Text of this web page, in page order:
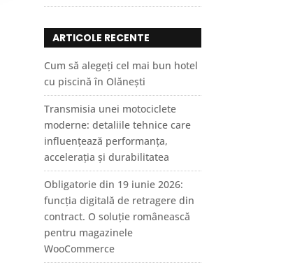
ARTICOLE RECENTE
Cum să alegeți cel mai bun hotel
cu piscină în Olănești
Transmisia unei motociclete
moderne: detaliile tehnice care
influențează performanța,
accelerația și durabilitatea
Obligatorie din 19 iunie 2026:
funcția digitală de retragere din
contract. O soluție românească
pentru magazinele
WooCommerce